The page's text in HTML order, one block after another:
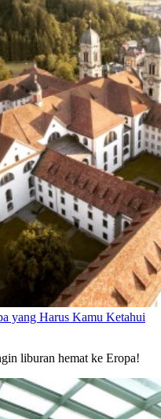
yang Harus Kamu Ketahui
liburan hemat ke Eropa!